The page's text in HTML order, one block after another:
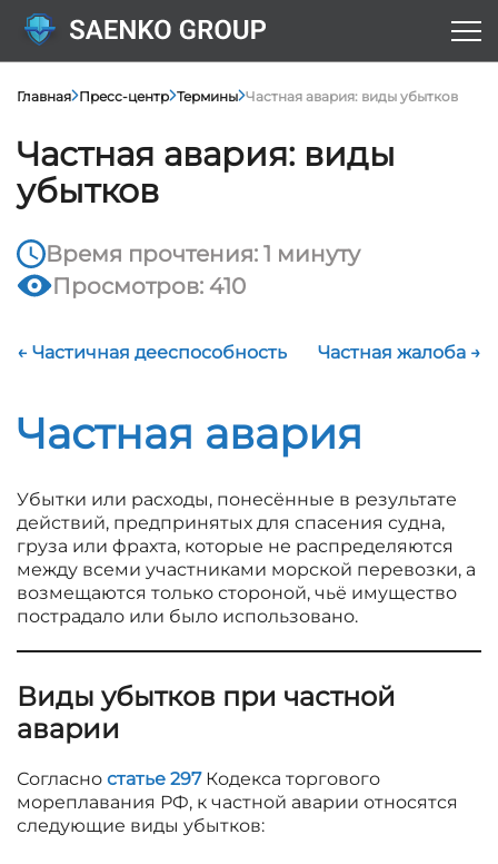
Главная Пресс-центр Термины Частная авария: виды убытков
Частная авария: виды
убытков
Время прочтения: 1 минуту
Просмотров: 410
← Частичная дееспособность Частная жалоба →
Частная авария
Убытки или расходы, понесённые в результате
действий, предпринятых для спасения судна,
груза или фрахта, которые не распределяются
между всеми участниками морской перевозки, а
возмещаются только стороной, чьё имущество
пострадало или было использовано.
Виды убытков при частной
аварии
Согласно статье 297Кодекса торгового
мореплавания РФ, к частной аварии относятся
следующие виды убытков: